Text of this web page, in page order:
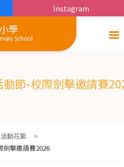
學
School
Instagram
動節-校際劍擊邀請賽
活動花絮
>
劍擊邀請賽2026